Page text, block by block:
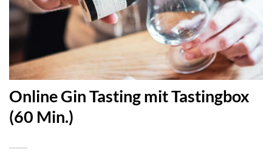
Online Gin Tasting mit Tastingbox
(60 Min.)